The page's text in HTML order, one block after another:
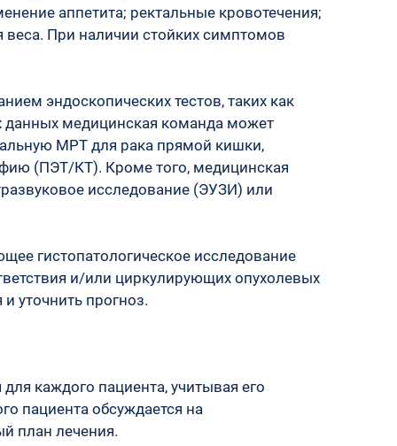
аппетита; ректальные кровотечения;
веса. При наличии стойких симптомов
эндоскопических тестов, таких как
данных медицинская команда может
МРТ для рака прямой кишки,
(ПЭТ/КТ). Кроме того, медицинская
исследование (ЭУЗИ) или
гистопатологическое исследование
и/или циркулирующих опухолевых
уточнить прогноз.
каждого пациента, учитывая его
пациента обсуждается на
план лечения.